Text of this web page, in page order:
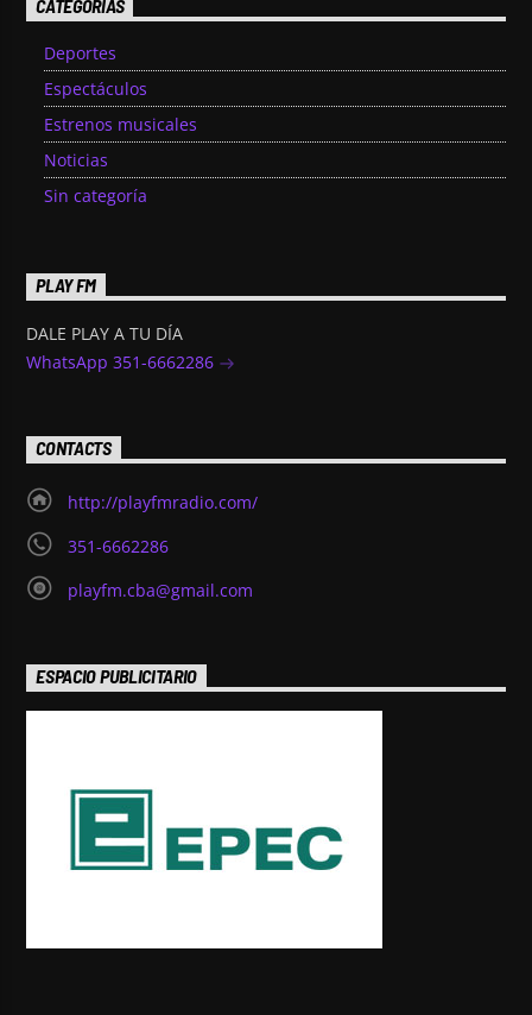
CATEGORÍAS
Deportes
Espectáculos
Estrenos musicales
Noticias
Sin categoría
PLAY FM
DALE PLAY A TU DÍA
WhatsApp 351-6662286
CONTACTS
http://playfmradio.com/
351-6662286
playfm.cba@gmail.com
ESPACIO PUBLICITARIO